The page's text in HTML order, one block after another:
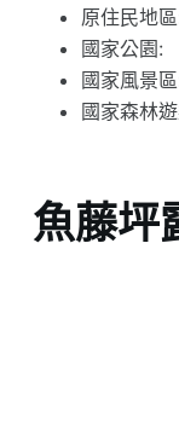
原住民地
國家公園:
國家風景
國家森林
魚藤坪